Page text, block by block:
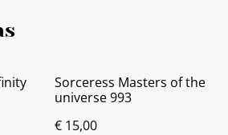
Sorceress Masters of the
universe 993
€ 15,00